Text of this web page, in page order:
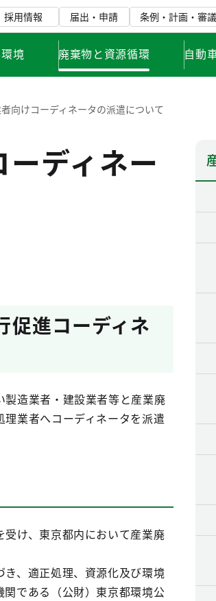
採用情報 届出・申請 条例・計画・審
境 廃棄物と資源循環 自動
向けコーディネータの派遣について
ディネー
促進コーディネ
造業者・建設業者等と産業廃
業者へコーディネータを派遣
け、東京都内において産業廃
、適正処理、資源化及び環境
である（公財）東京都環境公